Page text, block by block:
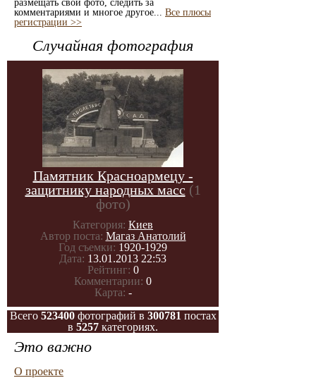
размещать свои фото, следить за
комментариями и многое другое... Все плюсы
регистрации >>
Случайная фотография
Памятник Красноармецу -
защитнику народных масс (1
фото)
Категория: Киев
Автор поста: Магаз Анатолий
Год съемки: 1920-1929
Дата: 13.01.2013 22:53
Рейтинг: 0
Комментарии: 0
Карта: -
Всего 523400фотографий в 300781 постах
в 5257 категориях.
Это важно
О проекте